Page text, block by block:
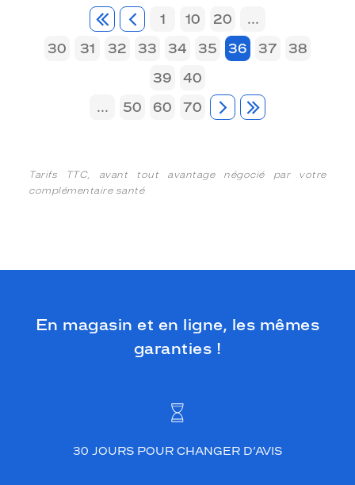
1 10 20
...
30
31 32 33 34 35 36 37
38
39
40
...
50 60 70
Tarifs TTC, avant tout avantage négocié par votre
complémentaire santé
En magasin et en ligne, les mêmes
garanties !
30 JOURS POUR CHANGER D’AVIS